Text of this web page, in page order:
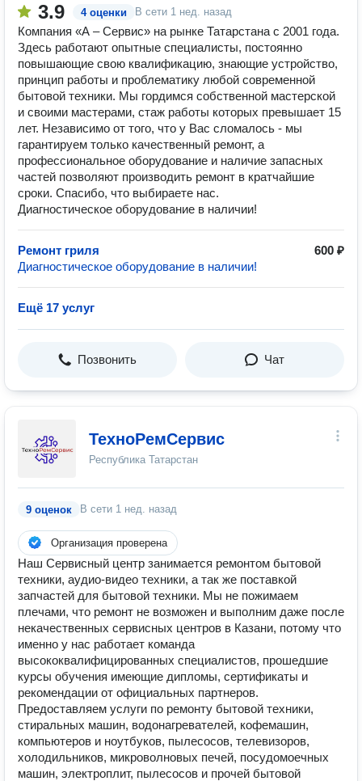
3.9 4 оценки В сети 1 нед. назад
Компания «А – Сервис» на рынке Татарстана с 2001 года.
Здесь работают опытные специалисты, постоянно
повышающие свою квалификацию, знающие устройство,
принцип работы и проблематику любой современной
бытовой техники. Мы гордимся собственной мастерской
и своими мастерами, стаж работы которых превышает 15
лет. Независимо от того, что у Вас сломалось - мы
гарантируем только качественный ремонт, а
профессиональное оборудование и наличие запасных
частей позволяют производить ремонт в кратчайшие
сроки. Спасибо, что выбираете нас.
Диагностическое оборудование в наличии!
Ремонт гриля
600 ₽
Диагностическое оборудование в наличии!
Ещё 17 услуг
Позвонить Чат
ТехноРемСервис
Республика Татарстан
9 оценок В сети 1 нед. назад
Организация проверена
Наш Сервисный центр занимается ремонтом бытовой
техники, аудио-видео техники, а так же поставкой
запчастей для бытовой техники. Мы не пожимаем
плечами, что ремонт не возможен и выполним даже после
некачественных сервисных центров в Казани, потому что
именно у нас работает команда
высококвалифицированных специалистов, прошедшие
курсы обучения имеющие дипломы, сертификаты и
рекомендации от официальных партнеров.
Предоставляем услуги по ремонту бытовой техники,
стиральных машин, водонагревателей, кофемашин,
компьютеров и ноутбуков, пылесосов, телевизоров,
холодильников, микроволновых печей, посудомоечных
машин, электроплит, пылесосов и прочей бытовой